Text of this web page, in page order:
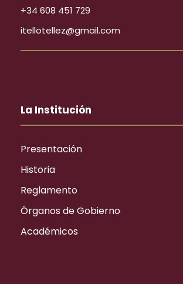
+34 608 451 729
itellotellez@gmail.com
La Institución
Presentación
Historia
Reglamento
Órganos de Gobierno
Académicos